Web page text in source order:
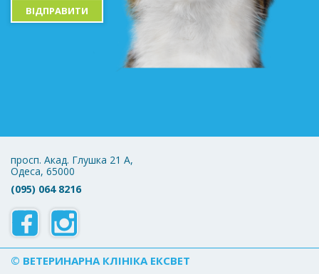
ВІДПРАВИТИ
просп. Акад. Глушка 21 А,
Одеса, 65000
(095) 064 8216
© ВЕТЕРИНАРНА КЛІНІКА ЕКСВЕТ